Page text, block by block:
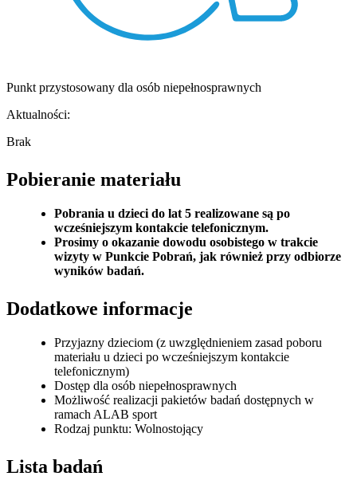
Punkt przystosowany dla osób niepełnosprawnych
Aktualności:
Brak
Pobieranie materiału
Pobrania u dzieci do lat 5 realizowane są po
wcześniejszym kontakcie telefonicznym.
Prosimy o okazanie dowodu osobistego w trakcie
wizyty w Punkcie Pobrań, jak również przy odbiorze
wyników badań.
Dodatkowe informacje
Przyjazny dzieciom (z uwzględnieniem zasad poboru
materiału u dzieci po wcześniejszym kontakcie
telefonicznym)
Dostęp dla osób niepełnosprawnych
Możliwość realizacji pakietów badań dostępnych w
ramach ALAB sport
Rodzaj punktu: Wolnostojący
Lista badań